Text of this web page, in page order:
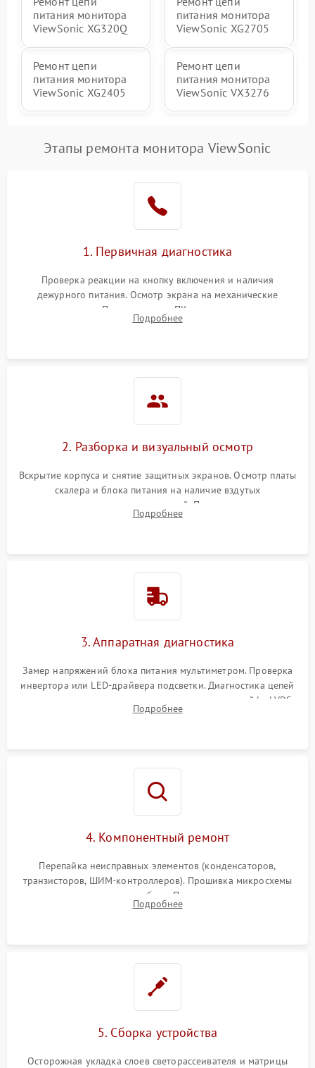
питания монитора
ViewSonic XG320Q
питания монитора
ViewSonic XG2705
Ремонт цепи
питания монитора
ViewSonic XG2405
Ремонт цепи
питания монитора
ViewSonic VX3276
Этапы ремонта монитора ViewSonic
1. Первичная диагностика
Проверка реакции на кнопку включения и наличия
дежурного питания. Осмотр экрана на механические
повреждения. Подключение к ПК для оценки вывода
изображения, работы подсветки и выявления артефактов на
Подробнее
2. Разборка и визуальный осмотр
Вскрытие корпуса и снятие защитных экранов. Осмотр платы
скалера и блока питания на наличие вздутых
конденсаторов, прогаров, окислений. Проверка надежности
контактов и целостности шлейфов матрицы.
Подробнее
3. Аппаратная диагностика
Замер напряжений блока питания мультиметром. Проверка
инвертора или LED-драйвера подсветки. Диагностика цепей
питания скалера и тестирование сигналов на шлейфе LVDS
Подробнее
4. Компонентный ремонт
Перепайка неисправных элементов (конденсаторов,
транзисторов, ШИМ-контроллеров). Прошивка микросхемы
памяти при программных сбоях. При поломке подсветки —
разборка матрицы и замена выгоревших светодиодов.
Подробнее
5. Сборка устройства
Осторожная укладка слоев светорассеивателя и матрицы